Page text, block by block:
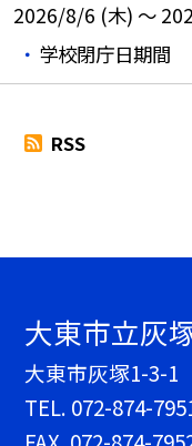
2026/8/6 (木) ～
学校閉庁日期間
RSS
大東市立灰
大東市灰塚1-3-1
TEL. 072-874-